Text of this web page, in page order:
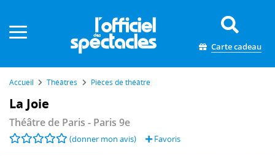
Carte cadeau
Accueil Théâtres Pièces de théâtre
La Joie
Théâtre de Paris - Paris 9e
(donner mon avis) Favoris